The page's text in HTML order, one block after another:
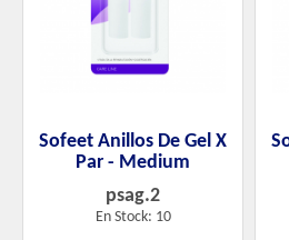
Sofeet Anillos De Gel X
Par - Medium
psag.2
En Stock: 10